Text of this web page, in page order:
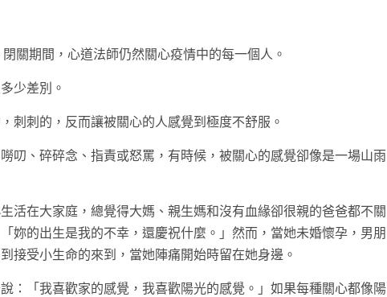
關期間，心道法師仍然關心疫情中的每一個人。
少差別。
刺刺的，反而讓被關心的人感覺到極度不舒服。
叨、碎碎念、指責或怒罵，有時候，被關心的感覺卻像是一場山雨
活在大家庭，總覺得大媽、親生媽和沒有血緣卻很親的爸爸都不關
妳的出生是我的不幸，還慶祝什麼。」然而，當她未婚懷孕，男朋
接受小生命的來到，當她陣痛開始時留在她身邊。
：「我喜歡家的感覺，我喜歡陽光的感覺。」如果每種關心都像陽